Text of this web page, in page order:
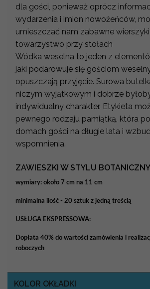
dla gości, ponieważ oprócz
wydarzenia i imion nowożeńców,
umieszczać nam zabawne
towarzystwo przy stołach
Wódka weselna to jeden z
jaki podarowuje się gościom
opuszczają przyjęcie. Surowa
niczym wyjątkowym i dobrze
indywidualny charakter. Etykieta
pewnego rodzaju pamiątką, która
domach gości na długie lata i
wspomnienia.
ZAWIESZKI W STYLU
wymiary: około 7 cm na 11 cm
minimalna ilość - 20 sztuk z jedną treścią
USŁUGA EKSPRESSOWA:
Dopłata 40% do wartości zamówienia i
roboczych
KOLOR OKŁADKI